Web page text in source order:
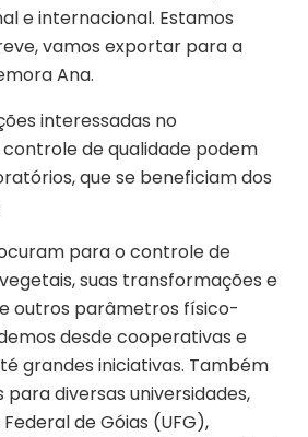
e internacional. Estamos
vamos exportar para a
Ana.
interessadas no
de qualidade podem
que se beneficiam dos
para o controle de
suas transformações e
outros parâmetros físico-
desde cooperativas e
grandes iniciativas. Também
diversas universidades,
de Góias (UFG),